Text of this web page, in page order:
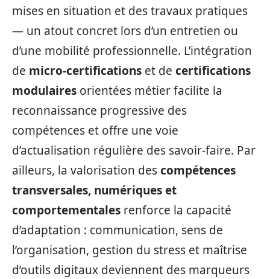
mises en situation et des travaux pratiques
— un atout concret lors d’un entretien ou
d’une mobilité professionnelle. L’intégration
de micro-certifications et de certifications
modulaires orientées métier facilite la
reconnaissance progressive des
compétences et offre une voie
d’actualisation régulière des savoir-faire. Par
ailleurs, la valorisation descompétences
transversales, numériques et
comportementales renforce la capacité
d’adaptation : communication, sens de
l’organisation, gestion du stress et maîtrise
d’outils digitaux deviennent des marqueurs